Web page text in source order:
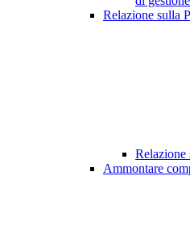
Relazione sulla
Relazione
Ammontare